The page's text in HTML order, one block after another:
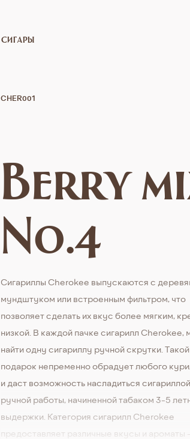
СИГАРЫ
CHER001
Berry
No.4
Сигариллы Cherokee выпускаются с
мундштуком или встроенным фильтром, что
позволяет сделать их вкус более мягким,
низкой. В каждой пачке сигарилл Cherokee,
найти одну сигариллу ручной скрутки. Такой
подарок непременно обрадует любого
и даст возможность насладиться сигариллой
ручной работы, начиненной табаком 3-5
выдержки. Категория сигарилл Cherokee
предоставляет различные вкусы и ароматы